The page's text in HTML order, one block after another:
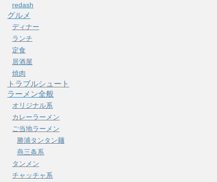
redash
グルメ
ディナー
ランチ
定食
居酒屋
焼肉
トラブルシュート
ラーメン全般
オリジナル系
カレーラーメン
ご当地ラーメン
勝浦タンタン麺
燕三条系
タンメン
チャッチャ系